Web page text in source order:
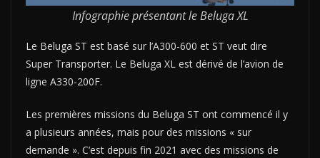
Infographie présentant le Beluga XL
Le Beluga ST est basé sur l’A300-600 et ST veut dire
Super Transporter. Le Beluga XL est dérivé de l’avion de
ligne A330-200F.
Les premières missions du Beluga ST ont commencé il y
a plusieurs années, mais pour des missions « sur
demande ». C’est depuis fin 2021 avec des missions de